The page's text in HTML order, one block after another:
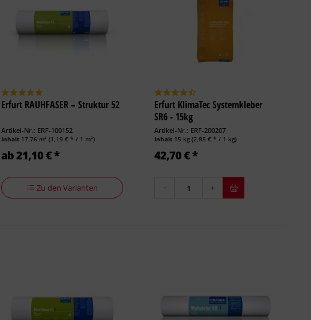
Erfurt RAUHFASER – Struktur 52
Artikel-Nr.: ERF-100152
Inhalt 17.76 m²(1,19 € * / 1 m²)
ab 21,10 € *
Zu den Varianten
Erfurt KlimaTec Systemkleber
SR6 - 15kg
Artikel-Nr.: ERF-200207
Inhalt 15 kg(2,85 € * / 1 kg)
42,70 € *